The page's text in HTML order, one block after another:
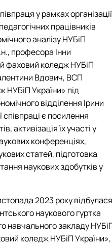
у рамках організації
працівників
аналізу НУБіП
професора Інни
фаховий коледж НУБіП
Вдович, ВСП
НУБіП України» під
відділення Ірини
є посилення
активізація їх участі у
конференціях,
статей, підготовка
наукових здобутків у
2023 року відбулася
наукового гуртка
навчального закладу
коледж НУБіП України»,